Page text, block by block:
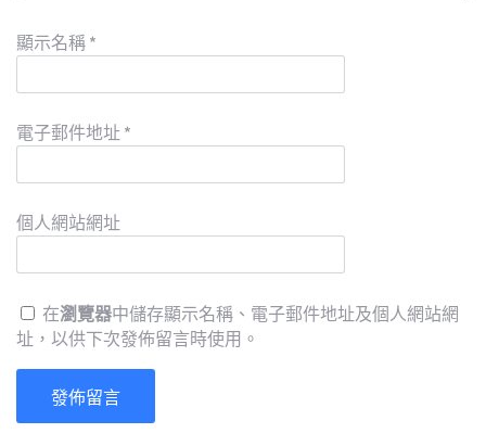
顯示名稱 *
電子郵件地址 *
個人網站網址
在瀏覽器中儲存顯示名稱、電子郵件地址及個人網站網
址，以供下次發佈留言時使用。